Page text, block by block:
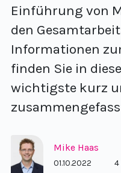
Einführung von
den
Informationen
finden Sie in
wichtigste kurz
Mike Haas
01.10.2022 4